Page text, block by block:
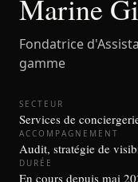
Marine
Fondatrice
gamme
SECTEUR
Services de
ACCOMPAGNEMENT
Audit, stratégie de
DURÉE
En cours depuis mai